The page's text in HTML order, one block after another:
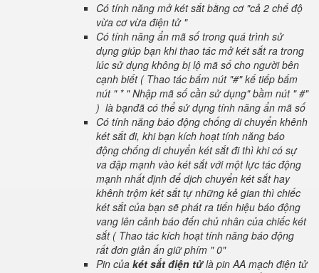
Có tính năng mở két sắt bằng cơ "cả 2 chế độ
vừa cơ vừa điện tử "
Có tính năng ẩn mã số trong quá trình sử
dụng giúp bạn khi thao tác mở két sắt ra trong
lúc sử dụng không bị lộ mã số cho người bên
cạnh biết ( Thao tác bấm nút "#" kế tiếp bấm
nút " * " Nhập mã số cần sử dụng" bầm nút " #"
) là bạnđã có thể sử dụng tính năng ẩn mã số
Có tính năng báo động chống di chuyển khênh
két sắt đi, khi bạn kích hoạt tính năng báo
động chống di chuyển két sắt đi thì khi có sự
va đập mạnh vào két sắt với một lực tác động
mạnh nhất định để dịch chuyển két sắt hay
khênh trộm két sắt tự những kẻ gian thì chiếc
két sắt của bạn sẽ phát ra tiến hiệu báo động
vang lên cảnh báo đến chủ nhân của chiếc két
sắt ( Thao tác kích hoạt tính năng báo động
rất đơn giản ấn giữ phím " 0"
Pin của két sắt điện tửlà pin AA mạch điện tử